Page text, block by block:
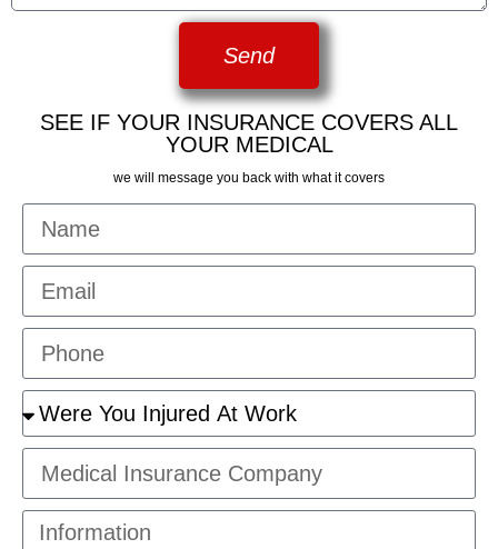
Send
SEE IF YOUR INSURANCE COVERS ALL
YOUR MEDICAL
we will message you back with what it covers